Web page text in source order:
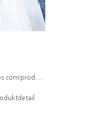
isin/DE000WA39WT1